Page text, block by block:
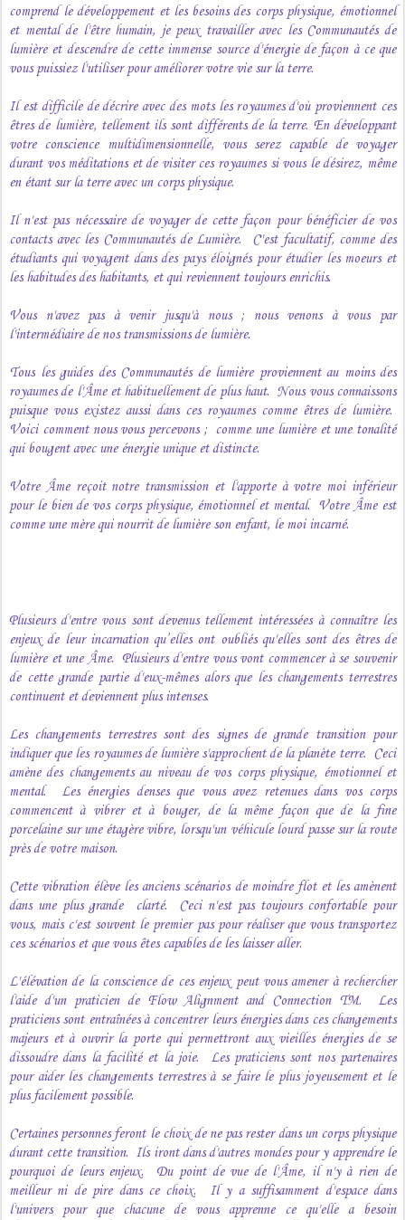
comprend le développement et les besoins des corps physique, émotionnel
et mental de l'être humain, je peux travailler avec les Communautés de
lumière et descendre de cette immense source d'énergie de façon à ce que
vous puissiez l'utiliser pour améliorer votre vie sur la terre.
Il est difficile de décrire avec des mots les royaumes d'où proviennent ces
êtres de lumière, tellement ils sont différents de la terre. En développant
votre conscience multidimensionnelle, vous serez capable de voyager
durant vos méditations et de visiter ces royaumes si vous le désirez, même
en étant sur la terre avec un corps physique.
Il n'est pas nécessaire de voyager de cette façon pour bénéficier de vos
contacts avec les Communautés de Lumière. C'est facultatif, comme des
étudiants qui voyagent dans des pays éloignés pour étudier les moeurs et
les habitudes des habitants, et qui reviennent toujours enrichis.
Vous n'avez pas à venir jusqu'à nous ; nous venons à vous par
l'intermédiaire de nos transmissions de lumière.
Tous les guides des Communautés de lumière proviennent au moins des
royaumes de l'Âme et habituellement de plus haut. Nous vous connaissons
puisque vous existez aussi dans ces royaumes comme êtres de lumière.
Voici comment nous vous percevons ; comme une lumière et une tonalité
qui bougent avec une énergie unique et distincte.
Votre Âme reçoit notre transmission et l'apporte à votre moi inférieur
pour le bien de vos corps physique, émotionnel et mental. Votre Âme est
comme une mère qui nourrit de lumière son enfant, le moi incarné.
Plusieurs d'entre vous sont devenus tellement intéressées à connaître les
enjeux de leur incarnation qu’elles ont oubliés qu'elles sont des êtres de
lumière et une Âme. Plusieurs d'entre vous vont commencer à se souvenir
de cette grande partie d'eux-mêmes alors que les changements terrestres
continuent et deviennent plus intenses.
Les changements terrestres sont des signes de grande transition pour
indiquer que les royaumes de lumière s'approchent de la planète terre. Ceci
amène des changements au niveau de vos corps physique, émotionnel et
mental. Les énergies denses que vous avez retenues dans vos corps
commencent à vibrer et à bouger, de la même façon que de la fine
porcelaine sur une étagère vibre, lorsqu'un véhicule lourd passe sur la route
près de votre maison.
Cette vibration élève les anciens scénarios de moindre flot et les amènent
dans une plus grande clarté. Ceci n'est pas toujours confortable pour
vous, mais c'est souvent le premier pas pour réaliser que vous transportez
ces scénarios et que vous êtes capables de les laisser aller.
L'élévation de la conscience de ces enjeux peut vous amener à rechercher
l'aide d'un praticien de Flow Alignment and Connection TM. Les
praticiens sont entraînées à concentrer leurs énergies dans ces changements
majeurs et à ouvrir la porte qui permettront aux vieilles énergies de se
dissoudre dans la facilité et la joie. Les praticiens sont nos partenaires
pour aider les changements terrestres à se faire le plus joyeusement et le
plus facilement possible.
Certaines personnes feront le choix de ne pas rester dans un corps physique
durant cette transition. Ils iront dans d'autres mondes pour y apprendre le
pourquoi de leurs enjeux. Du point de vue de l'Âme, il n'y à rien de
meilleur ni de pire dans ce choix. Il y a suffisamment d'espace dans
l'univers pour que chacune de vous apprenne ce qu'elle a besoin